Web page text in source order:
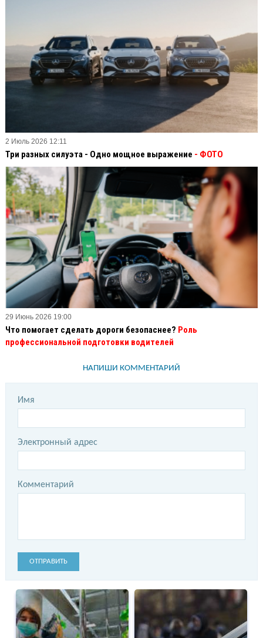
2 Июль 2026 12:11
Три разных силуэта - Одно мощное выражение - ФОТО
29 Июнь 2026 19:00
Что помогает сделать дороги безопаснее? Роль
профессиональной подготовки водителей
НАПИШИ КОММЕНТАРИЙ
Имя
Электронный адрес
Комментарий
ОТПРАВИТЬ